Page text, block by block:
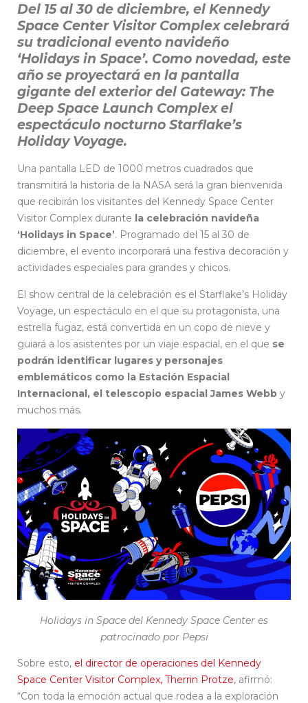
Del 15 al 30 de diciembre, el Kennedy
Space Center Visitor Complex celebrará
su tradicional evento navideño
‘Holidays in Space’. Como novedad, este
año se proyectará en la pantalla
gigante del exterior del Gateway: The
Deep Space Launch Complex el
espectáculo nocturno Starflake’s
Holiday Voyage.
Una pantalla LED de 1000 metros cuadrados que
transmitirá la historia de la NASA será la gran bienvenida
que recibirán los visitantes del Kennedy Space Center
Visitor Complex durante la celebración navideña
‘Holidays in Space’. Programado del 15 al 30 de
diciembre, el evento incorporará una festiva decoración y
actividades especiales para grandes y chicos.
El show central de la celebración es el Starflake’s Holiday
Voyage, un espectáculo en el que su protagonista, una
estrella fugaz, está convertida en un copo de nieve y
guiará a los asistentes por un viaje espacial, en el que se
podrán identificar lugares y personajes
emblemáticos como la Estación Espacial
Internacional, el telescopio espacial James Webb y
muchos más.
Holidays in Space del Kennedy Space Center es
patrocinado por Pepsi
Sobre esto, el director de operaciones del Kennedy
Space Center Visitor Complex, Therrin Protze, afirmó:
“Con toda la emoción actual que rodea a la exploración